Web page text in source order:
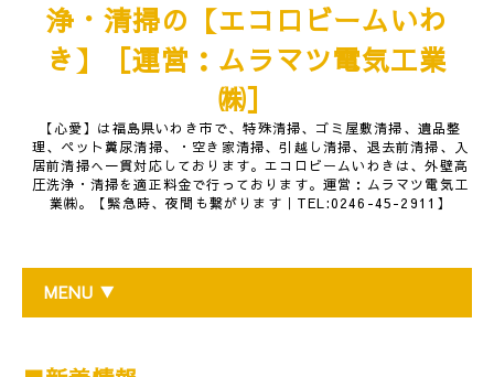
浄・清掃の【エコロビームいわ
き】［運営：ムラマツ電気工業
㈱］
【心愛】は福島県いわき市で、特殊清掃、ゴミ屋敷清掃、遺品整
理、ペット糞尿清掃、・空き家清掃、引越し清掃、退去前清掃、入
居前清掃へ一貫対応しております。エコロビームいわきは、外壁高
圧洗浄・清掃を適正料金で行っております。運営：ムラマツ電気工
業㈱。【緊急時、夜間も繋がります｜TEL:0246-45-2911】
MENU ▼